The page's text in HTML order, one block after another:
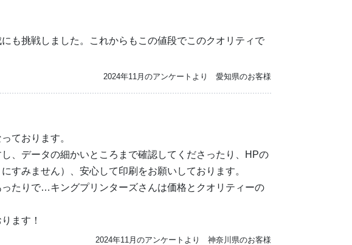
も挑戦しました。これからもこの値段でこのクオリティで
2024年11月のアンケートより 愛知県のお客様
ております。
、データの細かいところまで確認してくださったり、HPの
すみません）、安心して印刷をお願いしております。
たりで…キングプリンターズさんは価格とクオリティーの
ます！
2024年11月のアンケートより 神奈川県のお客様